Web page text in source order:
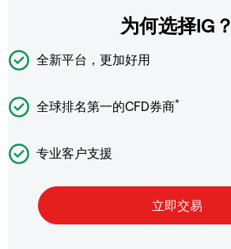
为何选择IG？
全新平台，更加好用
全球排名第一的CFD券商*
专业客户支援